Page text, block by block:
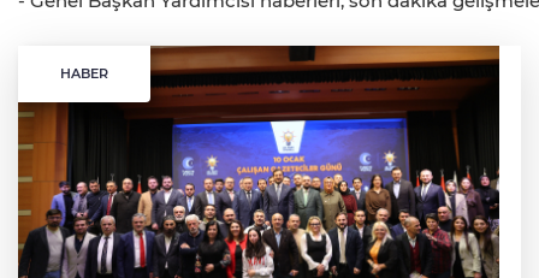
HABER